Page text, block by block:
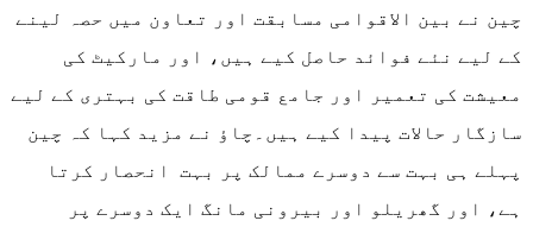
چین نے بین الاقوامی مسابقت اور تعاون میں حصہ لینے
کے لیے نئے فوائد حاصل کیے ہیں، اور مارکیٹ کی
معیشت کی تعمیر اور جامع قومی طاقت کی بہتری کے لیے
سازگار حالات پیدا کیے ہیں۔چاؤ نے مزید کہا کہ چین
پہلے ہی بہت سے دوسرے ممالک پر بہت انحصار کرتا
ہے، اور گھریلو اور بیرونی مانگ ایک دوسرے پر